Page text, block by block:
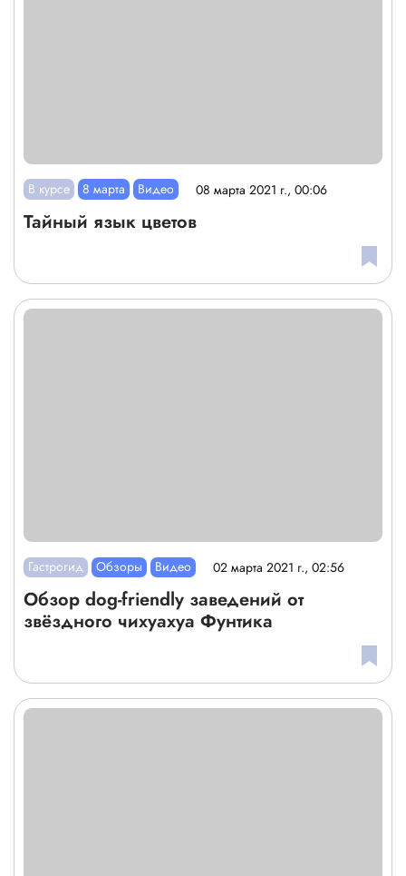
В курсе 8 марта Видео 08 марта 2021 г., 00:06
Тайный язык цветов
Гастрогид Обзоры Видео 02 марта 2021 г., 02:56
Обзор dog-friendly заведений от
звёздного чихуахуа Фунтика